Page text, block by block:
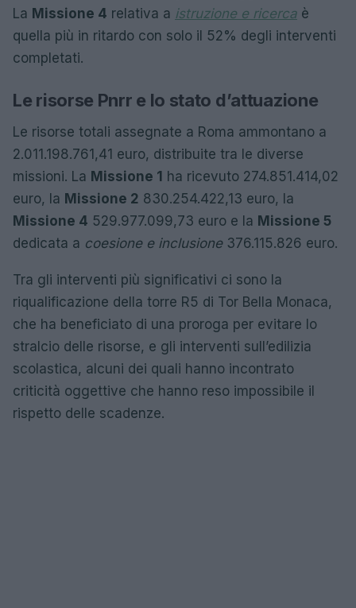
La Missione 4 relativa a istruzione e ricerca è
quella più in ritardo con solo il 52% degli interventi
completati.
Le risorse Pnrr e lo stato d’attuazione
Le risorse totali assegnate a Roma ammontano a
2.011.198.761,41 euro, distribuite tra le diverse
missioni. La Missione 1 ha ricevuto 274.851.414,02
euro, la Missione 2 830.254.422,13 euro, la
Missione 4 529.977.099,73 euro e la Missione 5
dedicata a coesione e inclusione376.115.826 euro.
Tra gli interventi più significativi ci sono la
riqualificazione della torre R5 di Tor Bella Monaca,
che ha beneficiato di una proroga per evitare lo
stralcio delle risorse, e gli interventi sull’edilizia
scolastica, alcuni dei quali hanno incontrato
criticità oggettive che hanno reso impossibile il
rispetto delle scadenze.